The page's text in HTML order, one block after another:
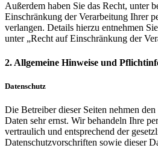
Außerdem haben Sie das Recht, unter
Einschränkung der Verarbeitung Ihrer
verlangen. Details hierzu entnehmen
unter „Recht auf Einschränkung der
2. Allgemeine Hinweise und
Datenschutz
Die Betreiber dieser Seiten nehmen
Daten sehr ernst. Wir behandeln Ihre
vertraulich und entsprechend der
Datenschutzvorschriften sowie dieser